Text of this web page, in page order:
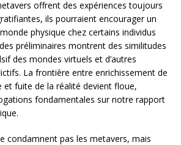
offrent des expériences toujours
ils pourraient encourager un
physique chez certains individus
préliminaires montrent des similitudes
des mondes virtuels et d’autres
La frontière entre enrichissement de
et fuite de la réalité devient floue,
fondamentales sur notre rapport
condamnent pas les metavers, mais